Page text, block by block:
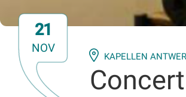
21
NOV
KAPELLEN